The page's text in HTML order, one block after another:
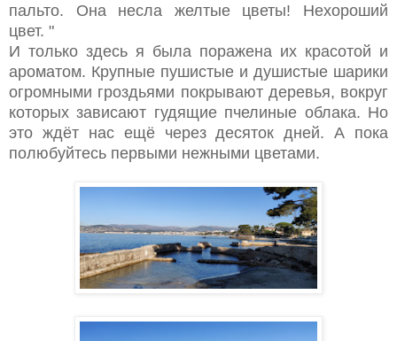
пальто. Она несла желтые цветы! Нехороший
цвет. "
И только здесь я была поражена их красотой и
ароматом. Крупные пушистые и душистые шарики
огромными гроздьями покрывают деревья, вокруг
которых зависают гудящие пчелиные облака. Но
это ждёт нас ещё через десяток дней. А пока
полюбуйтесь первыми нежными цветами.